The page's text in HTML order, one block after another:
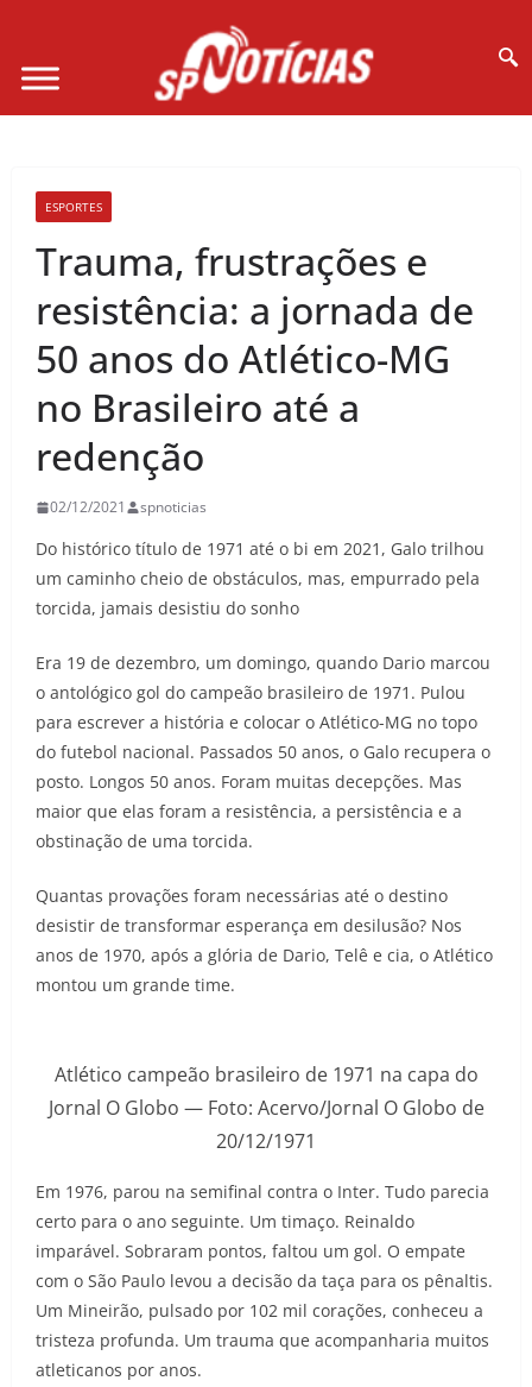
ESPORTES
Trauma, frustrações e
resistência: a jornada de
50 anos do Atlético-MG
no Brasileiro até a
redenção
02/12/2021 spnoticias
Do histórico título de 1971 até o bi em 2021, Galo trilhou
um caminho cheio de obstáculos, mas, empurrado pela
torcida, jamais desistiu do sonho
Era 19 de dezembro, um domingo, quando Dario marcou
o antológico gol do campeão brasileiro de 1971. Pulou
para escrever a história e colocar o Atlético-MG no topo
do futebol nacional. Passados 50 anos, o Galo recupera o
posto. Longos 50 anos. Foram muitas decepções. Mas
maior que elas foram a resistência, a persistência e a
obstinação de uma torcida.
Quantas provações foram necessárias até o destino
desistir de transformar esperança em desilusão? Nos
anos de 1970, após a glória de Dario, Telê e cia, o Atlético
montou um grande time.
Atlético campeão brasileiro de 1971 na capa do
Jornal O Globo — Foto: Acervo/Jornal O Globo de
20/12/1971
Em 1976, parou na semifinal contra o Inter. Tudo parecia
certo para o ano seguinte. Um timaço. Reinaldo
imparável. Sobraram pontos, faltou um gol. O empate
com o São Paulo levou a decisão da taça para os pênaltis.
Um Mineirão, pulsado por 102 mil corações, conheceu a
tristeza profunda. Um trauma que acompanharia muitos
atleticanos por anos.